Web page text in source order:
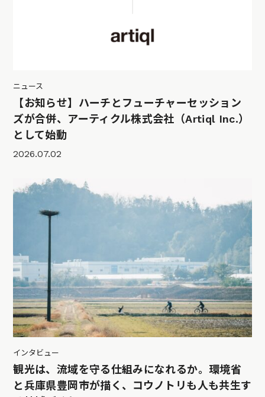
ニュース
【お知らせ】ハーチとフューチャーセッション
ズが合併、アーティクル株式会社（Artiql Inc.）
として始動
2026.07.02
インタビュー
観光は、流域を守る仕組みになれるか。環境省
と兵庫県豊岡市が描く、コウノトリも人も共生す